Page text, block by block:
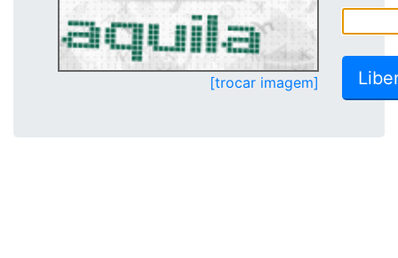
[trocar imagem]